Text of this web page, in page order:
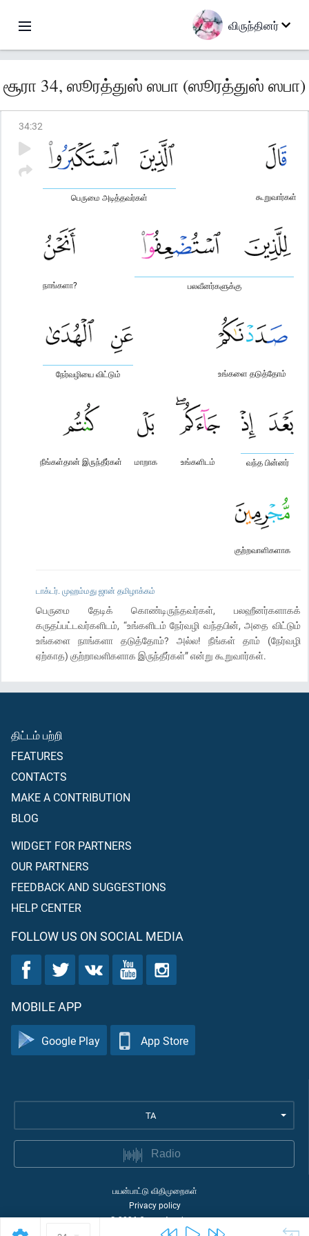
விருந்தினர்
சூரா 34, ஸூரத்துஸ் ஸபா (ஸூரத்துஸ் ஸபா)
34:32
கூறுவார்கள்
பெருமை அடித்தவர்கள்
பலவீனர்களுக்கு
நாங்களா?
உங்களை தடுத்தோம்
நேர்வழியை விட்டும்
வந்த பின்னர்
உங்களிடம்
மாறாக
நீங்கள்தான் இருந்தீர்கள்
குற்றவாளிகளாக
டாக்டர். முஹம்மது ஜான் தமிழாக்கம்
பெருமை தேடிக் கொண்டிருந்தவர்கள், பலஹீனர்களாகக்
கருதப்பட்டவர்களிடம், “உங்களிடம் நேர்வழி வந்தபின், அதை விட்டும்
உங்களை நாங்களா தடுத்தோம்? அல்ல! நீங்கள் தாம் (நேர்வழி
ஏற்காத) குற்றாவளிகளாக இருந்தீர்கள்” என்று கூறுவார்கள்.
திட்டம் பற்றி
FEATURES
CONTACTS
MAKE A CONTRIBUTION
BLOG
WIDGET FOR PARTNERS
OUR PARTNERS
FEEDBACK AND SUGGESTIONS
HELP CENTER
FOLLOW US ON SOCIAL MEDIA
MOBILE APP
Google Play App Store
TA
Radio
பயன்பாட்டு விதிமுறைகள்
Privacy policy
©2026Quran Academy